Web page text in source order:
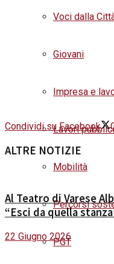
Voci dalla
Giovani
Impresa e
Lavori pubblici
Mobilità
Percorsi
PGT
Condividi su Facebook
ALTRE NOTIZIE
Al Teatro di Varese
“Esci da quella
22 Giugno 2026